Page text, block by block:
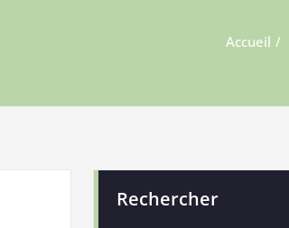
Accueil
Rechercher